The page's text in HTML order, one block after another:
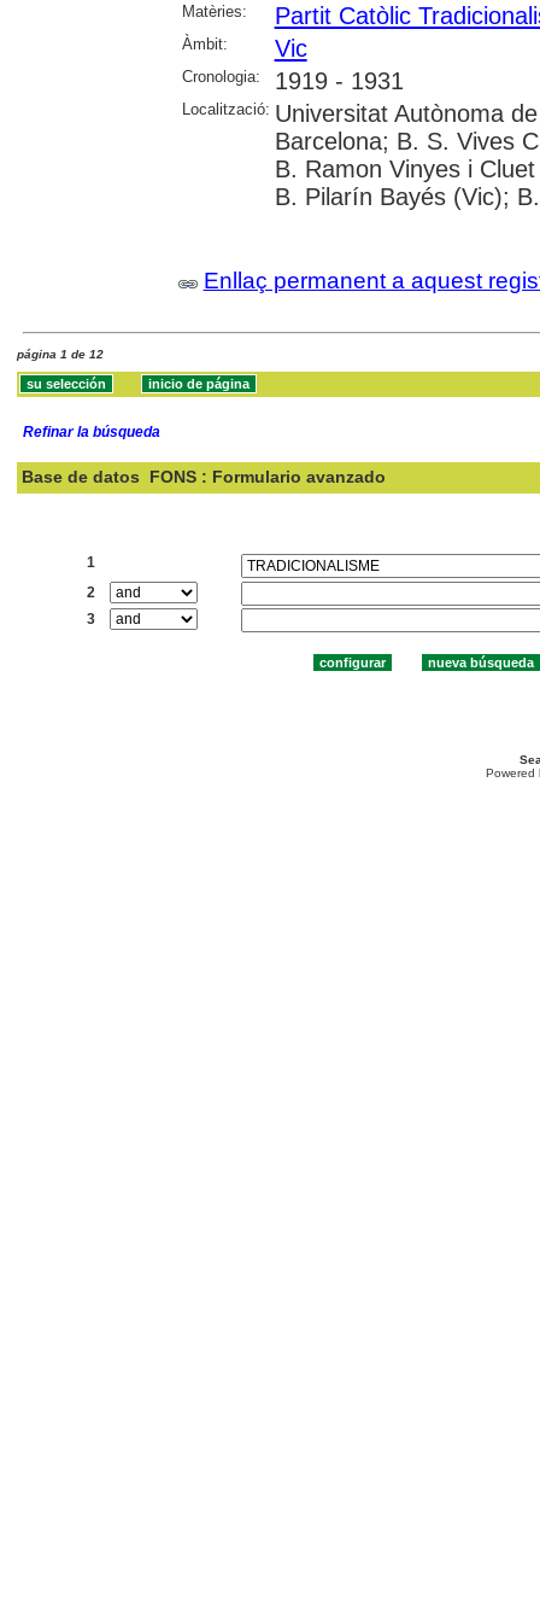
Matèries:
Partit Catòlic
Àmbit: Vic
Cronologia: 1919 - 1931
Localització: Universitat Autònoma
Barcelona; B. S. Vives
B. Ramon Vinyes i
B. Pilarín Bayés (Vic);
Enllaç permanent a aquest
página 1 de 12
Refinar la búsqueda
Base de datos FONS : Formulario avanzado
1
2
3